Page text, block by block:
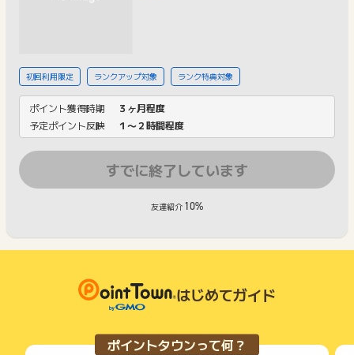
初回利用限定 ランクアップ対象 ランク特典対象
ポイント獲得時期
３ヶ月程度
予定ポイント反映
１〜２時間程度
すでに終了しています
友達紹介 10%
はじめてガイド
ポイントタウンって何？